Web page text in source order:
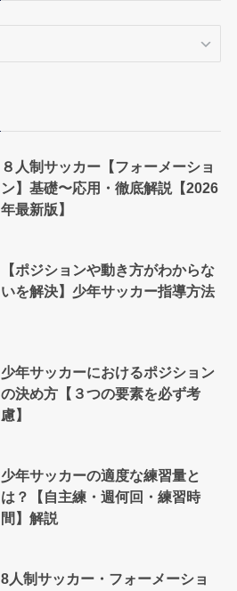
８人制サッカー【フォーメーショ
ン】基礎〜応用・徹底解説【2026
年最新版】
【ポジションや動き方がわからな
いを解決】少年サッカー指導方法
少年サッカーにおけるポジション
の決め方【３つの要素を必ず考
慮】
少年サッカーの適度な練習量と
は？【自主練・週何回・練習時
間】解説
8人制サッカー・フォーメーショ